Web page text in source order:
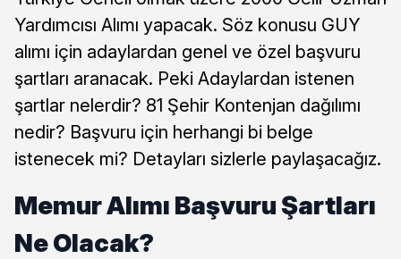
Yardımcısı Alımı yapacak. Söz konusu GUY
alımı için adaylardan genel ve özel başvuru
şartları aranacak. Peki Adaylardan istenen
şartlar nelerdir? 81 Şehir Kontenjan dağılımı
nedir? Başvuru için herhangi bi belge
istenecek mi? Detayları sizlerle paylaşacağız.
Memur Alımı Başvuru Şartları
Ne Olacak?